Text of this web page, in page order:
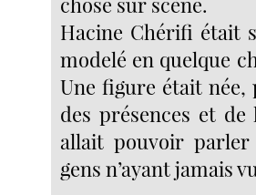
Hacine Chérifi était
modelé en quelque
Une figure était née,
des présences et
allait pouvoir
gens n’ayant jamais